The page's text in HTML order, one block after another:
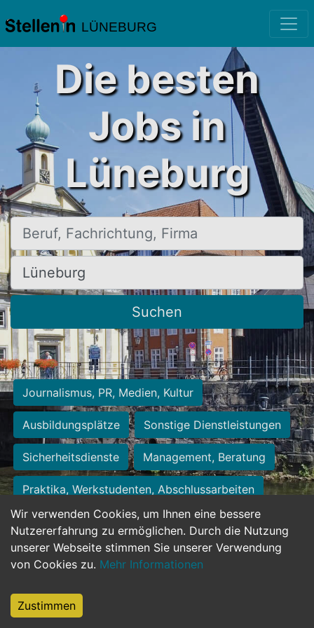
LÜNEBURG
Wir verwenden Cookies, um Ihnen eine bessere
Nutzererfahrung zu ermöglichen. Durch die Nutzung
unserer Webseite stimmen Sie unserer Verwendung
von Cookies zu. Mehr Informationen
Zustimmen
Die besten
Jobs in
Lüneburg
Beruf, Fachrichtung, Firma
Ort, Stadt
Suchen
Journalismus, PR, Medien, Kultur
Ausbildungsplätze Sonstige Dienstleistungen
Sicherheitsdienste Management, Beratung
Praktika, Werkstudenten, Abschlussarbeiten
Personalwesen Assistenz, Sekretariat
Hilfskräfte, Aushilfs- und Nebenjobs
Weiterbildung, Studium, duale Ausbildung